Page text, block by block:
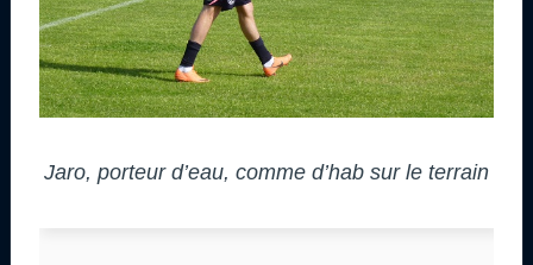
Jaro, porteur d’eau, comme d’hab sur le terrain